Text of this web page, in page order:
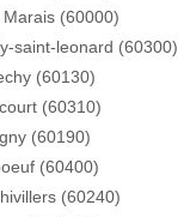
(60000)
saint-leonard (60300)
(60130)
(60310)
(60190)
(60400)
(60240)